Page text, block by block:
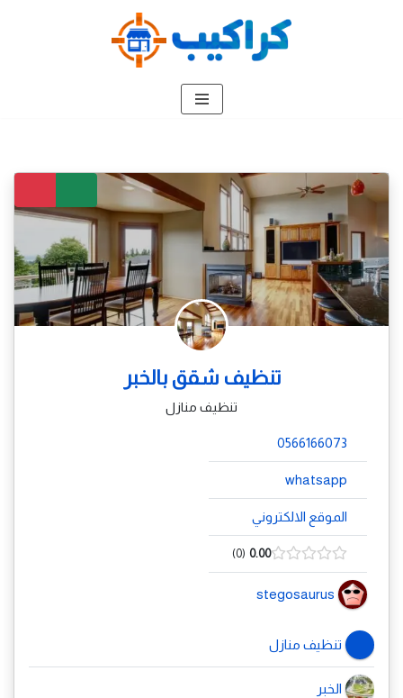
تنظيف شقق بالخبر
تنظيف منازل
0566166073
whatsapp
الموقع الالكتروني
0.00
0
stegosaurus
تنظيف منازل
الخبر